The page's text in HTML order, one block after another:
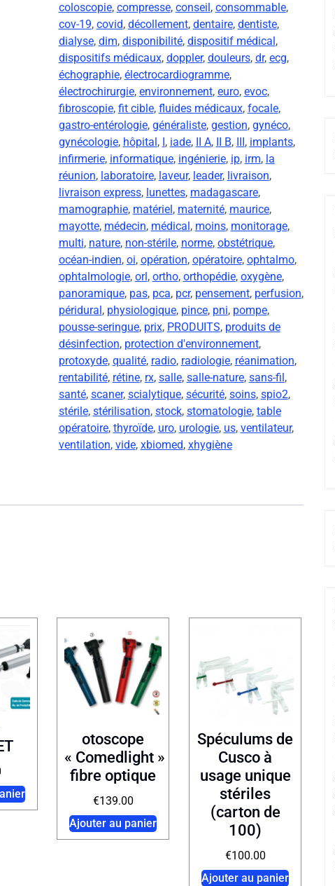
coloscopie, compresse, conseil , consommable,
cov-19, covid, décollement, dentaire, dentiste,
dialyse, dim, disponibilité, dispositif médical ,
dispositifs médicaux, doppler, douleurs, dr, ecg,
échographie, électrocardiogramme,
électrochirurgie, environnement, euro, evoc,
fibroscopie, fit cible, fluides médicaux, focale,
gastro-entérologie, généraliste, gestion, gynéco,
gynécologie, hôpital , , iade, II A, II B, , implants,
infirmerie, informatique, ingénierie, ip, irm, la
réunion, laboratoire, laveur, leader, livraison,
livraison express, lunettes, madagascare,
mamographie, matériel , maternité, maurice,
mayotte, médecin, médical , moins, monitorage,
multi, nature, non-stérile, norme, obstétrique,
océan-indien, oi, opération, opératoire, ophtalmo,
ophtalmologie, orl , ortho, orthopédie, oxygène,
panoramique, pas, pca, pcr, pensement, perfusion,
péridural , physiologique, pince, pni, pompe,
pousse-seringue, prix, PRODUITS, produits de
désinfection, protection d'environnement,
protoxyde, qualité, radio, radiologie, réanimation,
rentabilité, rétine, rx, salle, salle-nature, sans-fil ,
santé, scaner, scialytique, sécurité, soins, spio2,
stérile, stérilisation, stock, stomatologie, table
opératoire, thyroïde, uro, urologie, us, ventilateur,
ventilation, vide, xbiomed, xhygiène
otoscope
« Comedlight »
fibre optique
€139.00
Ajouter au panier
Spéculums de
Cusco à
usage unique
stériles
(carton de
100)
€100.00
Ajouter au panier